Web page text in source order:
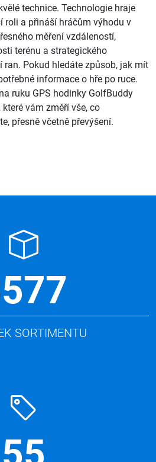
technice. Technologie hraje
roli a přináší hráčům výhodu v
měření vzdáleností,
terénu a strategického
ran. Pokud hledáte způsob, jak mít
informace o hře po ruce.
ruku GPS hodinky GolfBuddy
které vám změří vše, co
přesně včetně převýšení.
SORTIMENTU